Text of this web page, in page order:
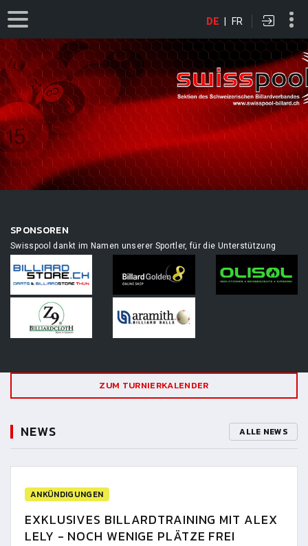
DE | FR
SPONSOREN
Swisspool dankt im Namen unserer Sportler, für die Unterstützung
ZUM TURNIERKALENDER
NEWS ALLE NEWS
ANKÜNDIGUNGEN
EXKLUSIVES BILLARDTRAINING MIT ALEX
LELY - NOCH WENIGE PLÄTZE FREI